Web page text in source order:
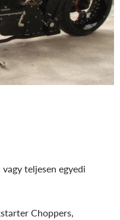
teljesen egyedi
Choppers,